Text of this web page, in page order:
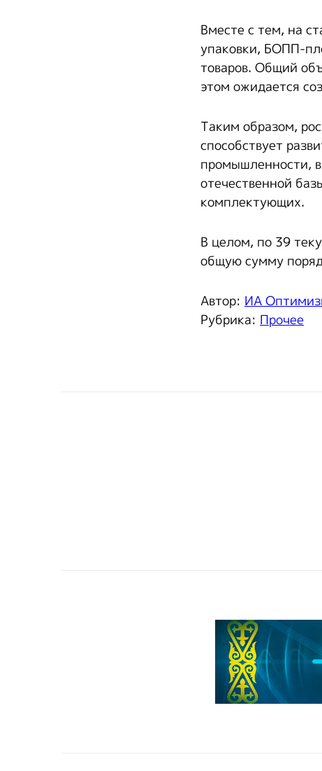
Вместе с тем, на
упаковки, БОПП-
товаров. Общий
этом ожидается
Таким образом,
способствует
промышленности,
отечественной
комплектующих.
В целом, по 39
общую сумму
Автор: ИА
Рубрика: Прочее